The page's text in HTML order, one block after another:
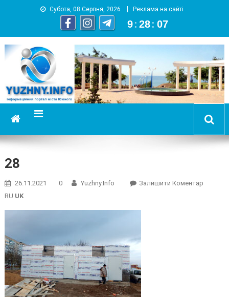
Субота, 08 Серпня, 2026 Реклама на сайті
9 : 28 : 07
YUZHNY.INFO
информационный портал города Южный
28
26.11.2021 0 Yuzhny.info Залишити КоментарOn
RU UK